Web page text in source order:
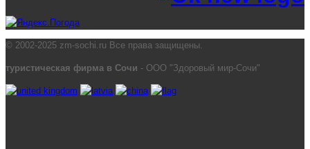
© 2002-2025 zm-sochi.ru Все права защищены.
туристическая фирма в Сочи - ООО "Здоровый мир-Сочи"